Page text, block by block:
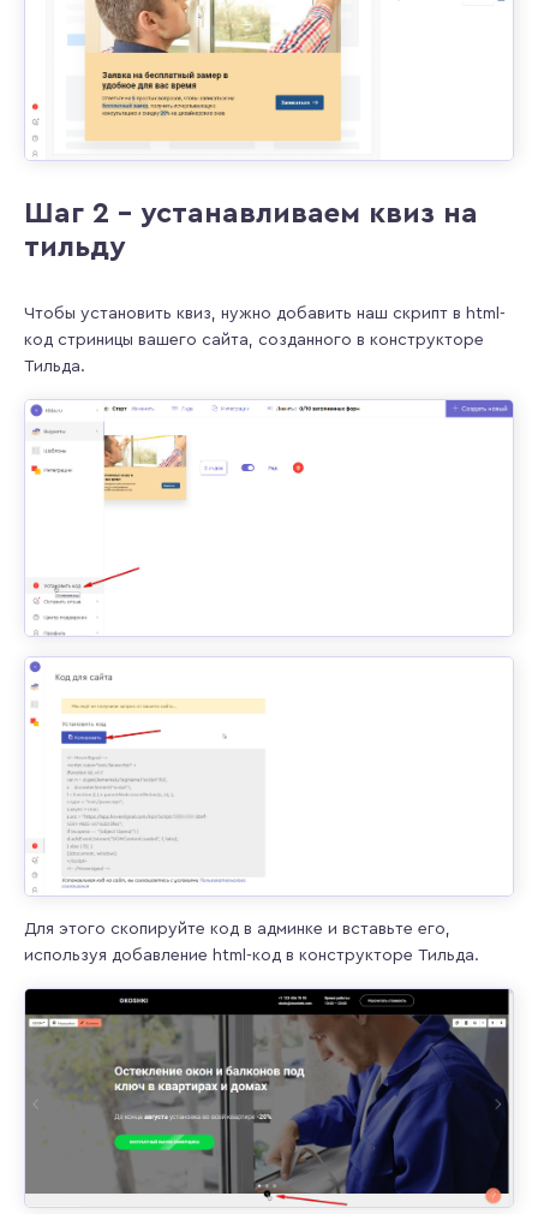
Шаг 2 – устанавливаем квиз на
тильду
Чтобы установить квиз, нужно добавить наш скрипт в html-
код стриницы вашего сайта, созданного в конструкторе
Тильда.
Для этого скопируйте код в админке и вставьте его,
используя добавление html-код в конструкторе Тильда.